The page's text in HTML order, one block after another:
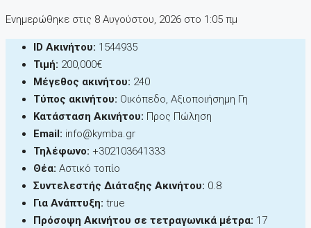
Ενημερώθηκε στις 8 Αυγούστου, 2026 στo 1:05 πμ
ID Ακινήτου: 1544935
Τιμή: 200,000€
Μέγεθος ακινήτου: 240
Τύπος ακινήτου: Οικόπεδο, Αξιοποιήσημη Γη
Κατάσταση Ακινήτου: Προς Πώληση
Email: info@kymba.gr
Τηλέφωνο: +302103641333
Θέα: Αστικό τοπίο
Συντελεστής Διάταξης Ακινήτου: 0.8
Για Ανάπτυξη: true
Πρόσοψη Ακινήτου σε τετραγωνικά μέτρα: 17